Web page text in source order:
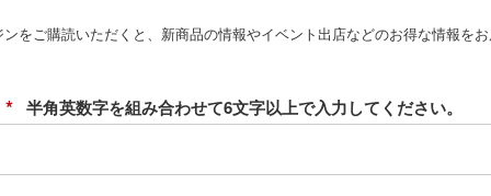
必
ンをご購読いただくと、新商品の情報やイベント出店などのお得な情報を
必